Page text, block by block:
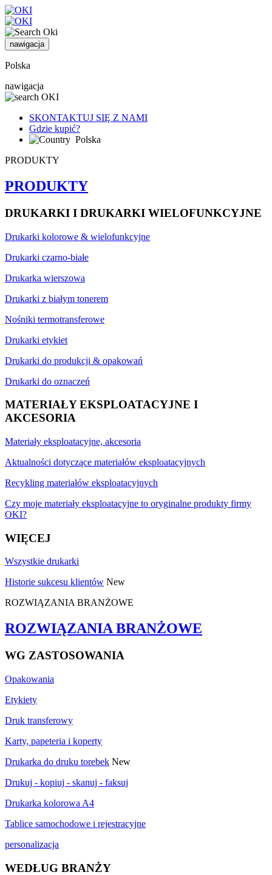
nawigacja
Polska
nawigacja
SKONTAKTUJ SIĘ Z NAMI
Gdzie kupić?
Polska
PRODUKTY
PRODUKTY
DRUKARKI I DRUKARKI WIELOFUNKCYJNE
Drukarki kolorowe & wielofunkcyjne
Drukarki czarno-białe
Drukarka wierszowa
Drukarki z białym tonerem
Nośniki termotransferowe
Drukarki etykiet
Drukarki do produkcji & opakowań
Drukarki do oznaczeń
MATERIAŁY EKSPLOATACYJNE I
AKCESORIA
Materiały eksploatacyjne, akcesoria
Aktualności dotyczące materiałów eksploatacyjnych
Recykling materiałów eksploatacyjnych
Czy moje materiały eksploatacyjne to oryginalne produkty firmy
OKI?
WIĘCEJ
Wszystkie drukarki
Historie sukcesu klientów New
ROZWIĄZANIA BRANŻOWE
ROZWIĄZANIA BRANŻOWE
WG ZASTOSOWANIA
Opakowania
Etykiety
Druk transferowy
Karty, papeteria i koperty
Drukarka do druku torebek New
Drukuj - kopiuj - skanuj - faksuj
Drukarka kolorowa A4
Tablice samochodowe i rejestracyjne
personalizacja
WEDŁUG BRANŻY